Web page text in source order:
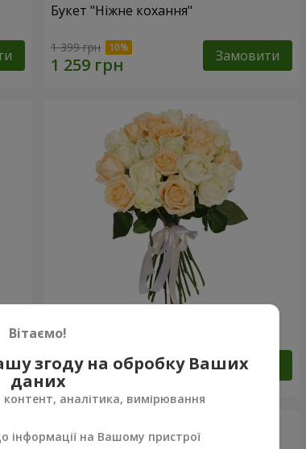
Букет "Ніжне кохання"
1 399 грн Замовити
1 954 грн Замовити
Вітаємо!
згоду на обробку Ваших
даних
аналітика, вимірювання
інформації на Вашому пристрої